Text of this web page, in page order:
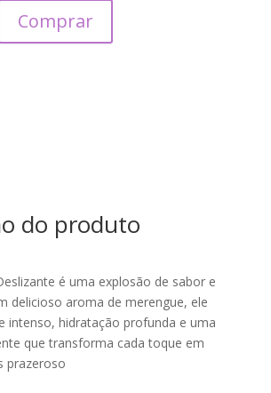
Comprar
do produto
é uma explosão de sabor e
delicioso aroma de merengue, ele
intenso, hidratação profunda e uma
que transforma cada toque em
prazeroso